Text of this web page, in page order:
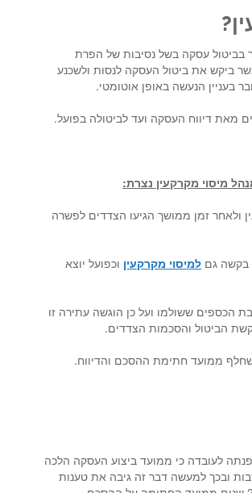
בביטול עסקה בשל נסיבות של הפרת
ביקש את ביטול העסקה לנסות ולשכנע
בעניין הנעשה באופן אוטומטי.
דיווח העסקה ועד לביטולה בפועל.
ולאחר זמן ממושך הגיעו הצדדים לפשרה
בקשה גם למיסוי מקרקעין וכפועל יוצא
הכספים ששולמו ועל כן הוגשה עתירה זו
הביטול והסכמות הצדדים.
ממועד חתימת ההסכם והדיווח.
לעובדה כי ממועד ביצוע העסקה הלכה
ובכך למעשה דבר זה גיבה את טענות